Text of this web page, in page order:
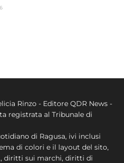
Rinzo - Editore QDR News -
registrata al Tribunale di
di Ragusa, ivi inclusi
di colori e il layout del sito,
diritti sui marchi, diritti di